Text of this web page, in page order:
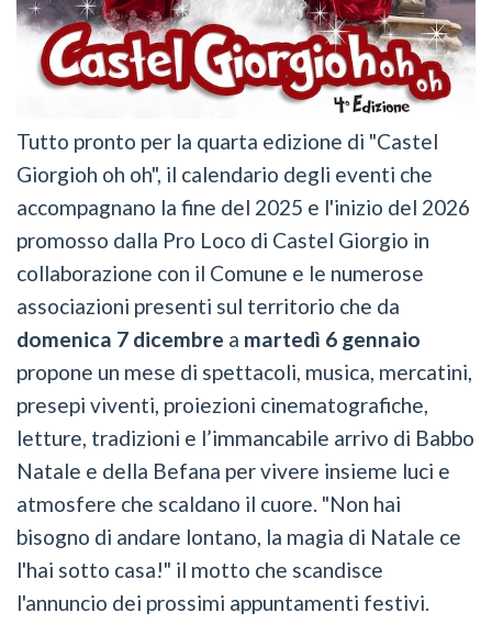
Tutto pronto per la quarta edizione di "Castel
Giorgioh oh oh", il calendario degli eventi che
accompagnano la fine del 2025 e l'inizio del 2026
promosso dalla Pro Loco di Castel Giorgio in
collaborazione con il Comune e le numerose
associazioni presenti sul territorio che da
domenica 7 dicembre a martedì 6 gennaio
propone un mese di spettacoli, musica, mercatini,
presepi viventi, proiezioni cinematografiche,
letture, tradizioni e l’immancabile arrivo di Babbo
Natale e della Befana per vivere insieme luci e
atmosfere che scaldano il cuore. "Non hai
bisogno di andare lontano, la magia di Natale ce
l'hai sotto casa!" il motto che scandisce
l'annuncio dei prossimi appuntamenti festivi.